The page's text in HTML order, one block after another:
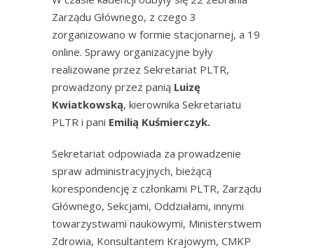
Zarządu Głównego, z czego 3
zorganizowano w formie stacjonarnej, a 19
online. Sprawy organizacyjne były
realizowane przez Sekretariat PLTR,
prowadzony przez panią Luizę
Kwiatkowską, kierownika Sekretariatu
PLTR i pani Emilią Kuśmierczyk.
Sekretariat odpowiada za prowadzenie
spraw administracyjnych, bieżącą
korespondencję z członkami PLTR, Zarządu
Głównego, Sekcjami, Oddziałami, innymi
towarzystwami naukowymi, Ministerstwem
Zdrowia, Konsultantem Krajowym, CMKP